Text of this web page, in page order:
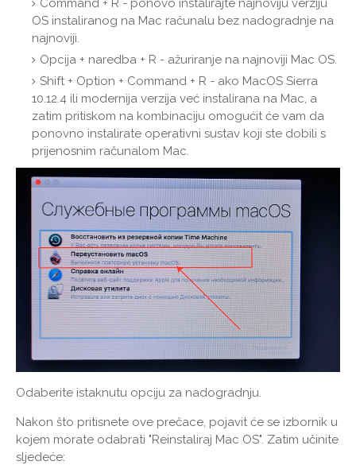
Command + R - ponovo instalirajte najnoviju verziju
OS instaliranog na Mac računalu bez nadogradnje na
najnoviji.
Opcija + naredba + R - ažuriranje na najnoviji Mac OS.
Shift + Option + Command + R - ako MacOS Sierra
10.12.4 ili modernija verzija već instalirana na Mac, a
zatim pritiskom na kombinaciju omogućit će vam da
ponovno instalirate operativni sustav koji ste dobili s
prijenosnim računalom Mac.
Odaberite istaknutu opciju za nadogradnju.
Nakon što pritisnete ove prečace, pojavit će se izbornik u
kojem morate odabrati "Reinstaliraj Mac OS". Zatim učinite
sljedeće: